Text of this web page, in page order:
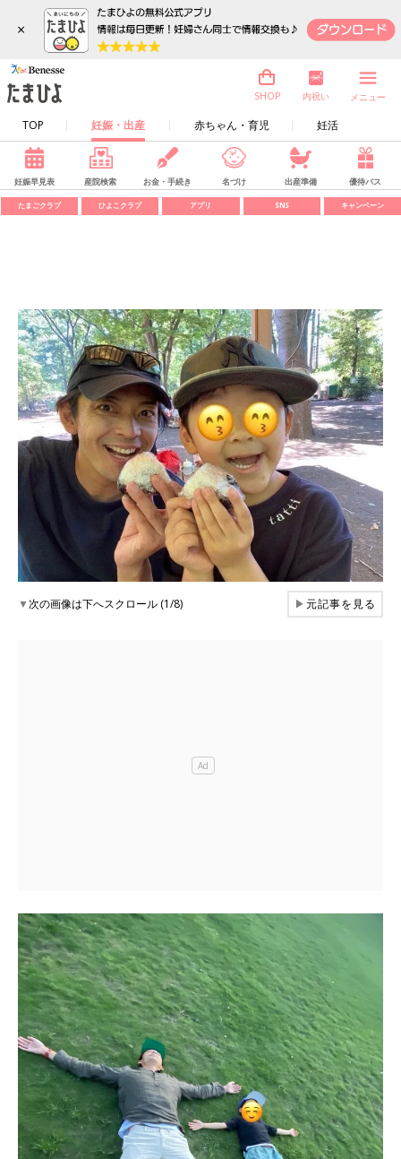
×
TOP 妊娠・出産 赤ちゃん・育児 妊活
SHOP 内祝い メニュー
妊娠早見表 産院検索 お金・手続き 名づけ 出産準備 優待パス
たまごクラブ ひよこクラブ アプリ SNS キャンペーン
▼次の画像は下へスクロール (1/8) ▶元記事を見る